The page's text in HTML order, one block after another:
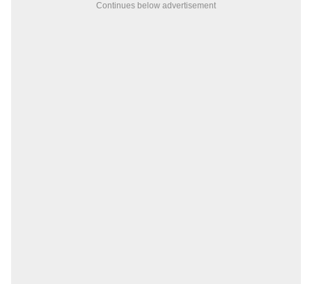
Continues below advertisement